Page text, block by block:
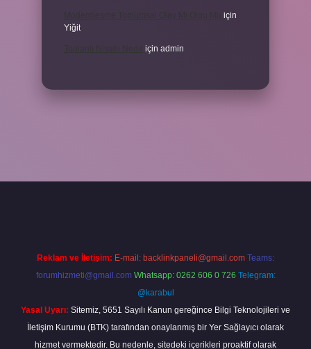
için
Yiğit
için admin
Reklam ve İletişim: E-mail: backlinkpaneli@gmail.com Teams:
forumhizmeti@gmail.com Whatsapp: 0262 606 0 726 Telegram:
@karabul
Yasal Uyarı: Sitemiz, 5651 Sayılı Kanun gereğince Bilgi Teknolojileri ve
İletişim Kurumu (BTK) tarafından onaylanmış bir Yer Sağlayıcı olarak
hizmet vermektedir. Bu nedenle, sitedeki içerikleri proaktif olarak